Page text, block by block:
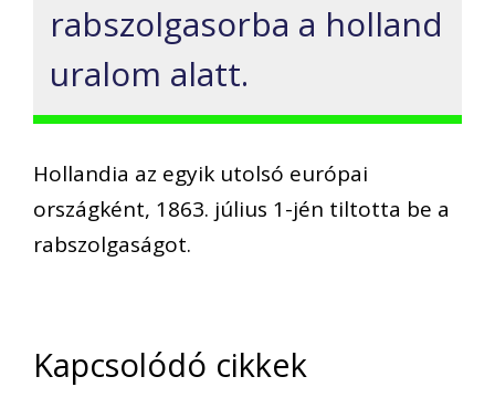
rabszolgasorba a holland
uralom alatt.
Hollandia az egyik utolsó európai
országként, 1863. július 1-jén tiltotta be a
rabszolgaságot.
Kapcsolódó cikkek